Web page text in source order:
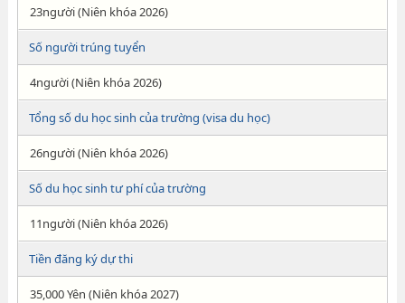
23người (Niên khóa 2026)
Số người trúng tuyển
4người (Niên khóa 2026)
Tổng số du học sinh của trường (visa du học)
26người (Niên khóa 2026)
Số du học sinh tư phí của trường
11người (Niên khóa 2026)
Tiền đăng ký dự thi
35,000 Yên (Niên khóa 2027)